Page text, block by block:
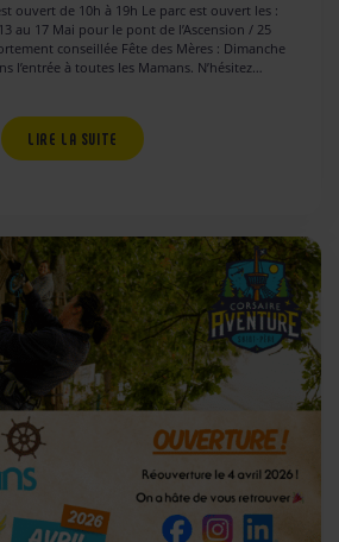
ouvert de 10h à 19h Le parc est ouvert les :
au 17 Mai pour le pont de l’Ascension / 25
conseillée Fête des Mères : Dimanche
l’entrée à toutes les Mamans. N’hésitez…
LIRE LA SUITE